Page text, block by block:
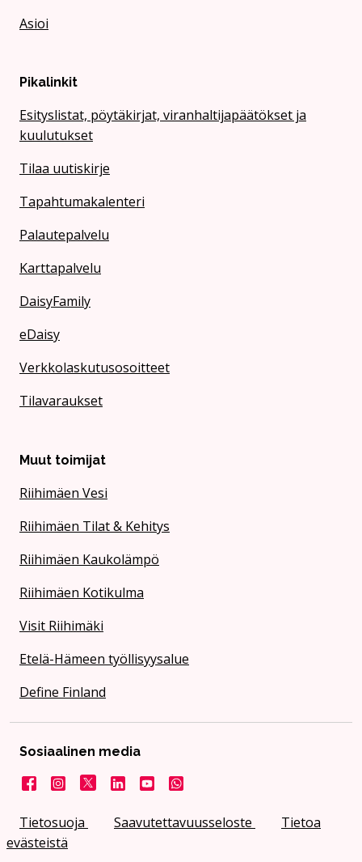
Asioi
Pikalinkit
Esityslistat, pöytäkirjat, viranhaltijapäätökset ja
kuulutukset
Tilaa uutiskirje
Tapahtumakalenteri
Palautepalvelu
Karttapalvelu
DaisyFamily
eDaisy
Verkkolaskutusosoitteet
Tilavaraukset
Muut toimijat
Riihimäen Vesi
Riihimäen Tilat & Kehitys
Riihimäen Kaukolämpö
Riihimäen Kotikulma
Visit Riihimäki
Etelä-Hämeen työllisyysalue
Define Finland
Tietosuoja Saavutettavuusseloste
Tietoa
evästeistä
Sosiaalinen media
FacebookInstagram
X LinkedInYouTubeKaupunki WhatsApissa